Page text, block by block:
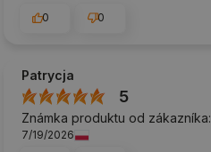
0
0
Patrycja
5
Známka produktu od zákazníka:
7/19/2026